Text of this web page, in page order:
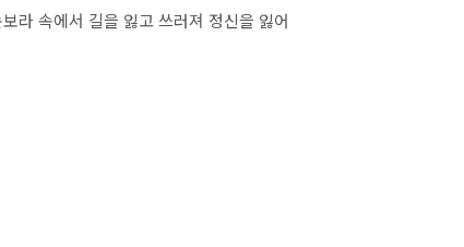
라 속에서 길을 잃고 쓰러져 정신을 잃어